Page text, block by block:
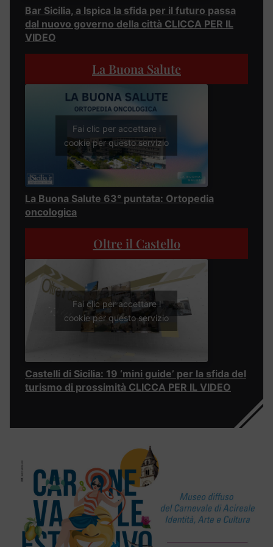
Bar Sicilia, a Ispica la sfida per il futuro passa
dal nuovo governo della città CLICCA PER IL
VIDEO
La Buona Salute
Fai clic per accettare i
cookie per questo servizio
La Buona Salute 63° puntata: Ortopedia
oncologica
Oltre il Castello
Fai clic per accettare i
cookie per questo servizio
Castelli di Sicilia: 19 ‘mini guide’ per la sfida del
turismo di prossimità CLICCA PER IL VIDEO